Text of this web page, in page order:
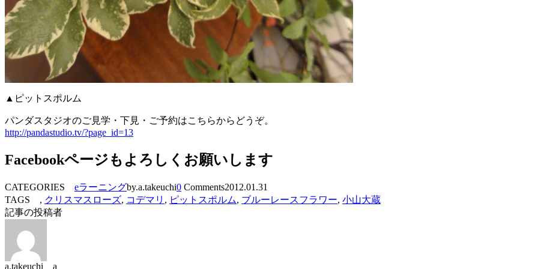
▲ピットスポルム
パンダスタジオのご見学・下見・ご予約はこちらからどうぞ。
http://pandastudio.tv/?page_id=13
Facebookページもよろしくお願いします
CATEGORIES eラーニングby.a.takeuchi0 Comments2012.01.31
TAGS , クリスマスローズ, コデマリ , ピットスポルム, ブルーレースフラワー, 小山大蔵
記事の投稿者
a.takeuchi a